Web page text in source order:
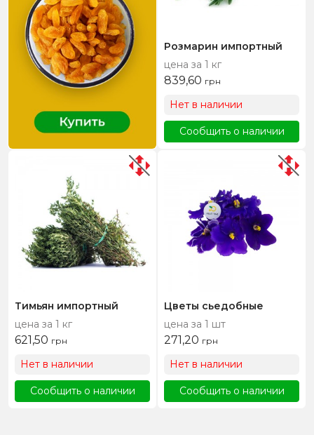
Розмарин импортный
цена за 1 кг
839,60 грн
Нет в наличии
Сообщить о наличии
Тимьян импортный
цена за 1 кг
621,50 грн
Нет в наличии
Сообщить о наличии
Цветы сьедобные
цена за 1 шт
271,20 грн
Нет в наличии
Сообщить о наличии